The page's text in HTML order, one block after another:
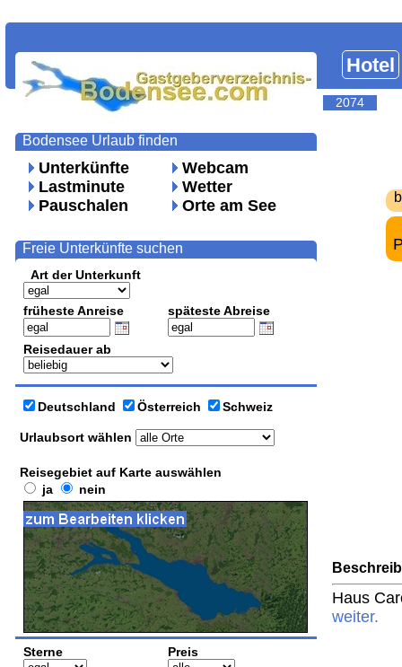
Unterkünfte
Lastminute
Pauschalen
Webcam
Wetter
Orte am See
Bodensee Urlaub finden
Art der Unterkunft
früheste Anreise späteste Abreise
Reisedauer ab
Urlaubsort wählen
Deutschland Österreich Schweiz
Reisegebiet auf Karte auswählen
ja
nein
Sterne Preis
Freie Unterkünfte suchen
Hotel
2074
Haus
weiter.